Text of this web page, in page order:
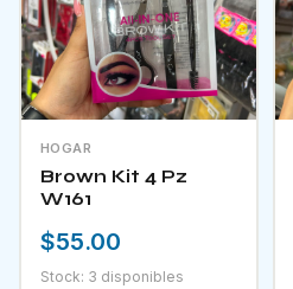
HOGAR
Brown Kit 4 Pz
W161
$55.00
Stock: 3 disponibles